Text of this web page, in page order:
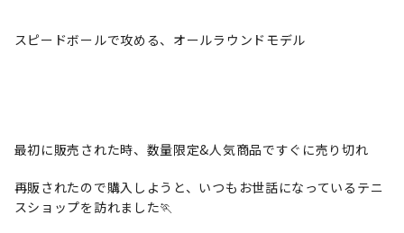
スピードボールで攻める、オールラウンドモデル
最初に販売された時、数量限定&人気商品ですぐに売り切れ
再販されたので購入しようと、いつもお世話になっているテニ
スショップを訪れました🏃